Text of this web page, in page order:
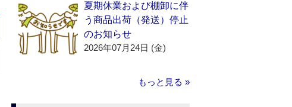
夏期休業および棚卸に伴
う商品出荷（発送）停止
のお知らせ
2026年07月24日 (金)
もっと見る »